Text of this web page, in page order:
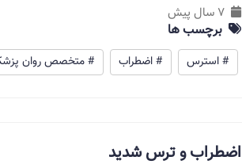
7 سال پیش
برچسب ها
# استرس # اضطراب # متخصص روان
اضطراب و ترس شدید